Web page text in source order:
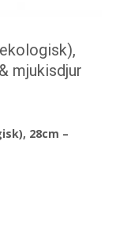
mjukisdjur
28cm –